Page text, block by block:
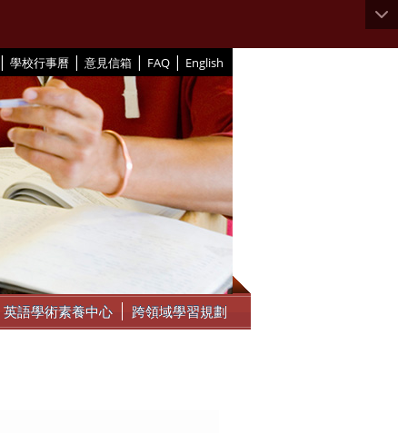
| 學校行事曆 | 意見信箱 | FAQ | English
英語學術素養中心 跨領域學習規劃